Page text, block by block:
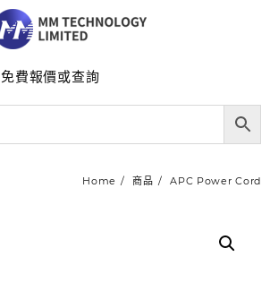
免費報價或查詢
Home 商品 APC Power Cord